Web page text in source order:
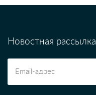
Новостная рассылка